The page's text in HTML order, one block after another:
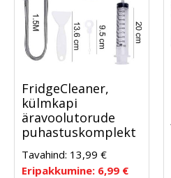
FridgeCleaner,
külmkapi
äravoolutorude
puhastuskomplekt
Tavahind: 13,99 €
Eripakkumine: 6,99 €